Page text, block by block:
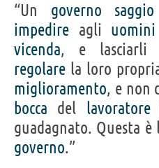
“Un governo saggio
impedire agli uomini
vicenda, e lasciarli
regolare la loro
miglioramento, e non
bocca del lavoratore
guadagnato. Questa è
governo.”